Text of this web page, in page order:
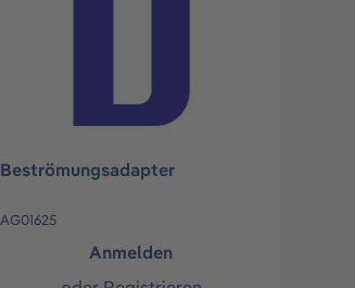
Beströmungsadapter
AG01625
Anmelden